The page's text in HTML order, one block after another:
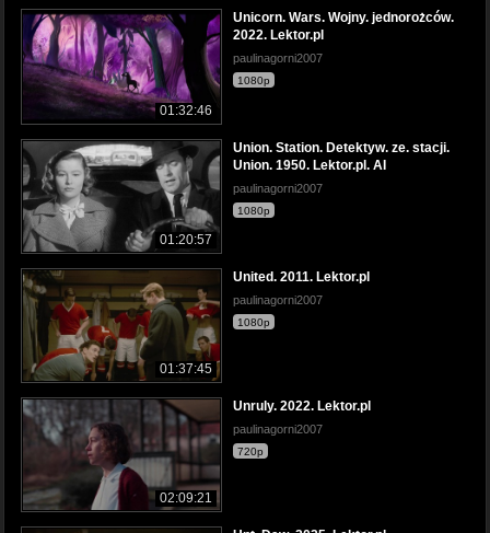
01:32:46
Unicorn. Wars. Wojny. jednorożców.
2022. Lektor.pl
paulinagorni2007
1080p
01:20:57
Union. Station. Detektyw. ze. stacji.
Union. 1950. Lektor.pl. AI
paulinagorni2007
1080p
01:37:45
United. 2011. Lektor.pl
paulinagorni2007
1080p
02:09:21
Unruly. 2022. Lektor.pl
paulinagorni2007
720p